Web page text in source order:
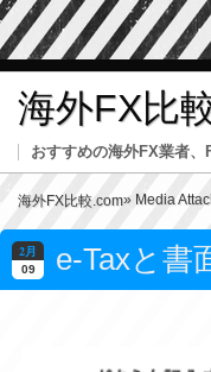
海外FX比
おすすめの海外FX業者、
海外FX比較.com» Media
2月
09 e-Taxと書